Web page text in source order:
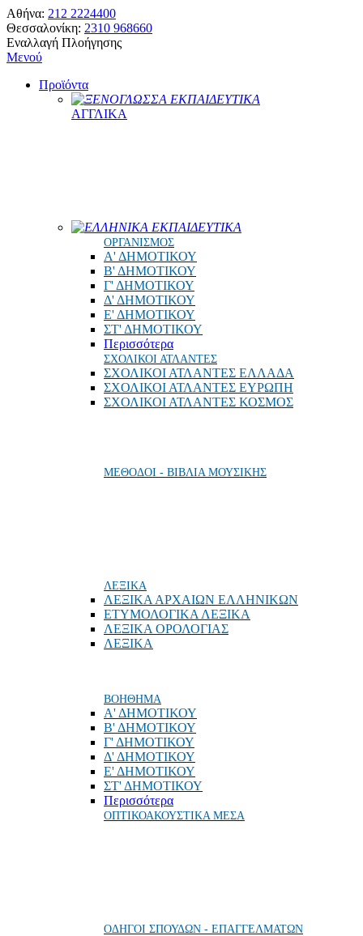
Αθήνα: 212 2224400
Θεσσαλονίκη: 2310 968660
Εναλλαγή Πλοήγησης
Μενού
Προϊόντα
ΞΕΝΟΓΛΩΣΣΑ ΕΚΠΑΙΔΕΥΤΙΚΑ
ΑΓΓΛΙΚΑ
ΕΛΛΗΝΙΚΑ ΕΚΠΑΙΔΕΥΤΙΚΑ
ΟΡΓΑΝΙΣΜΟΣ
Α' ΔΗΜΟΤΙΚΟΥ
Β' ΔΗΜΟΤΙΚΟΥ
Γ' ΔΗΜΟΤΙΚΟΥ
Δ' ΔΗΜΟΤΙΚΟΥ
Ε' ΔΗΜΟΤΙΚΟΥ
ΣΤ' ΔΗΜΟΤΙΚΟΥ
Περισσότερα
ΣΧΟΛΙΚΟΙ ΑΤΛΑΝΤΕΣ
ΣΧΟΛΙΚΟΙ ΑΤΛΑΝΤΕΣ ΕΛΛΑΔΑ
ΣΧΟΛΙΚΟΙ ΑΤΛΑΝΤΕΣ ΕΥΡΩΠΗ
ΣΧΟΛΙΚΟΙ ΑΤΛΑΝΤΕΣ ΚΟΣΜΟΣ
ΜΕΘΟΔΟΙ - ΒΙΒΛΙΑ ΜΟΥΣΙΚΗΣ
ΛΕΞΙΚΑ
ΛΕΞΙΚΑ ΑΡΧΑΙΩΝ ΕΛΛΗΝΙΚΩΝ
ΕΤΥΜΟΛΟΓΙΚΑ ΛΕΞΙΚΑ
ΛΕΞΙΚΑ ΟΡΟΛΟΓΙΑΣ
ΛΕΞΙΚΑ
ΒΟΗΘΗΜΑ
Α' ΔΗΜΟΤΙΚΟΥ
Β' ΔΗΜΟΤΙΚΟΥ
Γ' ΔΗΜΟΤΙΚΟΥ
Δ' ΔΗΜΟΤΙΚΟΥ
Ε' ΔΗΜΟΤΙΚΟΥ
ΣΤ' ΔΗΜΟΤΙΚΟΥ
Περισσότερα
ΟΠΤΙΚΟΑΚΟΥΣΤΙΚΑ ΜΕΣΑ
ΟΔΗΓΟΙ ΣΠΟΥΔΩΝ - ΕΠΑΓΓΕΛΜΑΤΩΝ